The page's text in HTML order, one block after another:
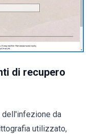
di recupero
dell'infezione da
utilizzato,